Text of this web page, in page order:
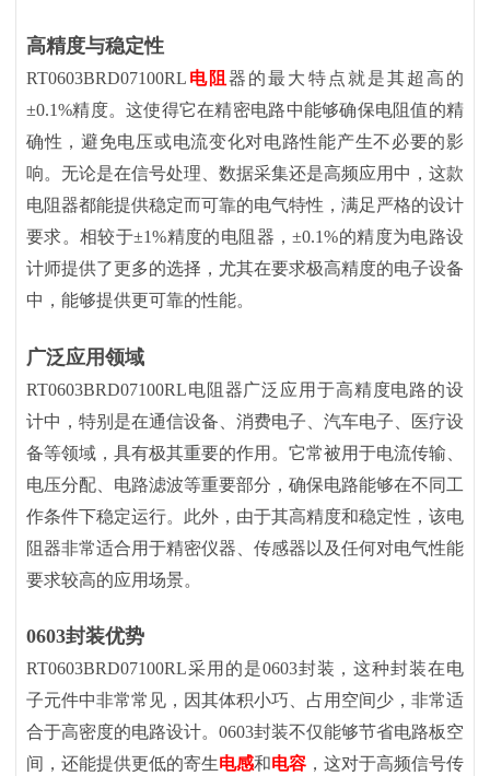
高精度与稳定性
RT0603BRD07100RL 电阻器的最大特点就是其超高的
±0.1%精度。这使得它在精密电路中能够确保电阻值的精
确性，避免电压或电流变化对电路性能产生不必要的影
响。无论是在信号处理、数据采集还是高频应用中，这款
电阻器都能提供稳定而可靠的电气特性，满足严格的设计
要求。相较于±1%精度的电阻器，±0.1%的精度为电路设
计师提供了更多的选择，尤其在要求极高精度的电子设备
中，能够提供更可靠的性能。
广泛应用领域
RT0603BRD07100RL电阻器广泛应用于高精度电路的设
计中，特别是在通信设备、消费电子、汽车电子、医疗设
备等领域，具有极其重要的作用。它常被用于电流传输、
电压分配、电路滤波等重要部分，确保电路能够在不同工
作条件下稳定运行。此外，由于其高精度和稳定性，该电
阻器非常适合用于精密仪器、传感器以及任何对电气性能
要求较高的应用场景。
0603封装优势
RT0603BRD07100RL采用的是0603封装，这种封装在电
子元件中非常常见，因其体积小巧、占用空间少，非常适
合于高密度的电路设计。0603封装不仅能够节省电路板空
间，还能提供更低的寄生电感和电容 ，这对于高频信号传